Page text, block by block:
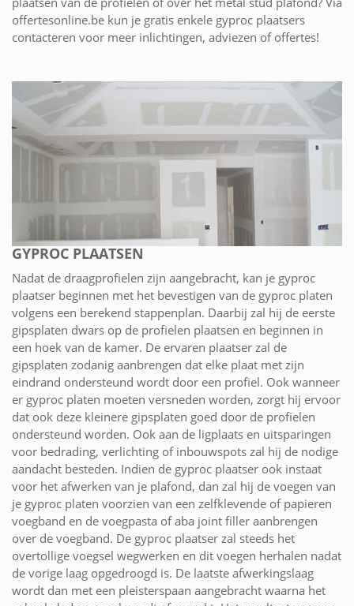
offertesonline.be kun je gratis enkele gyproc plaatsers
contacteren voor meer inlichtingen, adviezen of offertes!
GYPROC PLAATSEN
Nadat de draagprofielen zijn aangebracht, kan je gyproc
plaatser beginnen met het bevestigen van de gyproc platen
volgens een berekend stappenplan. Daarbij zal hij de eerste
gipsplaten dwars op de profielen plaatsen en beginnen in
een hoek van de kamer. De ervaren plaatser zal de
gipsplaten zodanig aanbrengen dat elke plaat met zijn
eindrand ondersteund wordt door een profiel. Ook wanneer
er gyproc platen moeten versneden worden, zorgt hij ervoor
dat ook deze kleinere gipsplaten goed door de profielen
ondersteund worden. Ook aan de ligplaats en uitsparingen
voor bedrading, verlichting of inbouwspots zal hij de nodige
aandacht besteden. Indien de gyproc plaatser ook instaat
voor het afwerken van je plafond, dan zal hij de voegen van
je gyproc platen voorzien van een zelfklevende of papieren
voegband en de voegpasta of aba joint filler aanbrengen
over de voegband. De gyproc plaatser zal steeds het
overtollige voegsel wegwerken en dit voegen herhalen nadat
de vorige laag opgedroogd is. De laatste afwerkingslaag
wordt dan met een pleisterspaan aangebracht waarna het